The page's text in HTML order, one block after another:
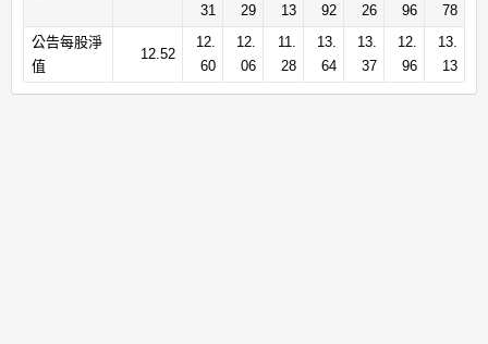
31
29
13
92
26
96
78
公告每股淨
值
12.52
12.
60
12.
06
11.
28
13.
64
13.
37
12.
96
13.
13